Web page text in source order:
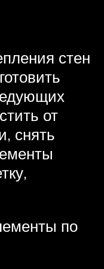
стен
от
снять
по